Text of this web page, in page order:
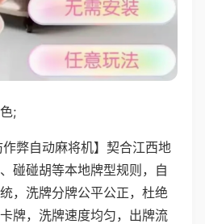
;
作弊自动麻将机】契合江西地
碰碰胡等本地牌型规则，自
，洗牌分牌公平公正，杜绝
牌，洗牌速度均匀，出牌流